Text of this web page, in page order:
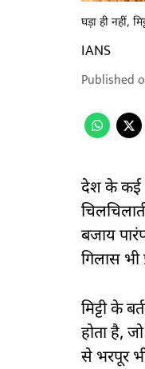
घड़ा ही नहीं,
IANS
Published
देश के कई
बजाय
गिलास भी
मिट्टी के
होता है,
से भरपूर